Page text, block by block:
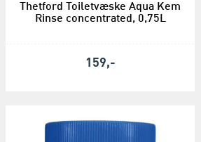
Thetford Toiletvæske Aqua Kem
Rinse concentrated, 0,75L
159,-